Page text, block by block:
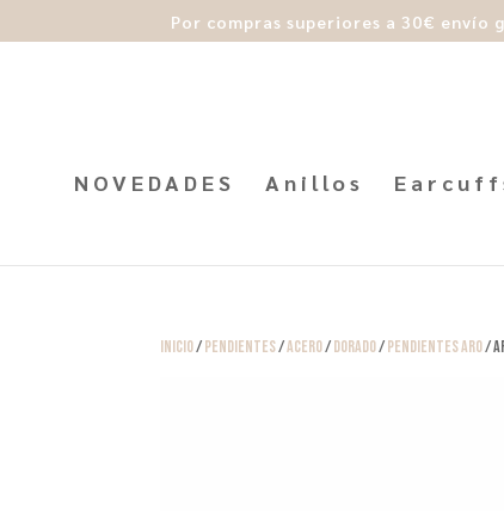
Por compras superiores a 30€ envío
NOVEDADES Anillos
Inicio/Pendientes/Acero/Dorado/Pendientes Aro/